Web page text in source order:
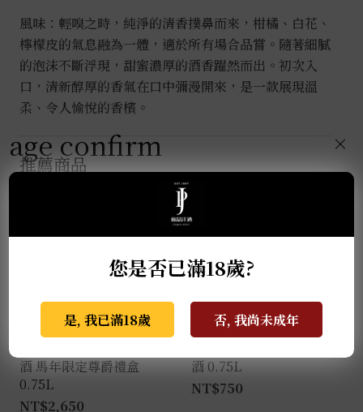
風味： 輕嗅之時，純淨的清香撲鼻而來，柑橘、白花、
檸檬皮的氣息融為一體，適於所有場合品嘗。隨著細膩
的泡沫不斷浮現，甜蜜濃厚的酒香躍然而出。初次入
口，清新醇厚的香氣在口中彌漫開來，是一款展現溫
柔、令人愉悅的香檳。
推薦商品
酒 馬年限定尊爵禮盒
0.75L
NT$2,650
酒 0.75L
NT$750
age confirm
您是否已滿18歲?
是, 我已滿18歲 否, 我尚未成年
×